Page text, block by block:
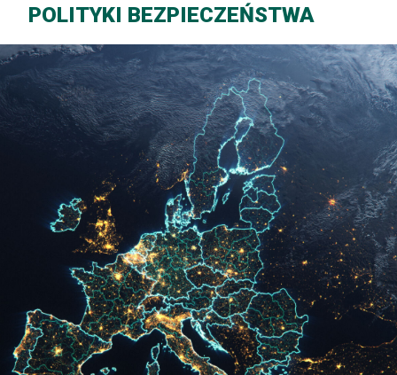
POLITYKI BEZPIECZEŃSTWA